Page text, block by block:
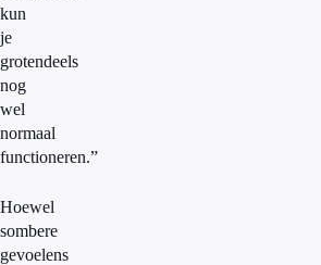
kun
je
grotendeels
nog
wel
normaal
functioneren.”
Hoewel
sombere
gevoelens